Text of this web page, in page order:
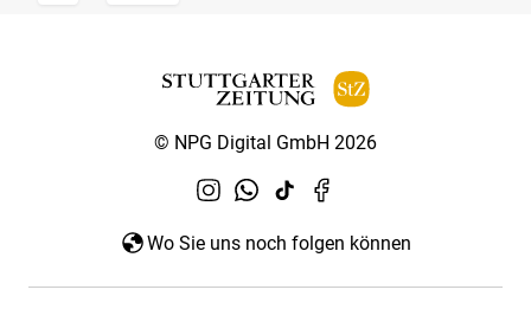
© NPG Digital GmbH 2026
Wo Sie uns noch folgen können